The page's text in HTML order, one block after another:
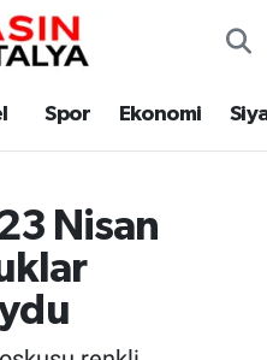
Spor Ekonomi
Nisan